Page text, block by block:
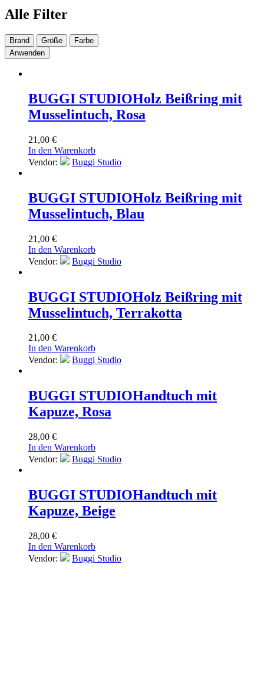
Alle Filter
Brand Größe
Farbe
Anwenden
BUGGI STUDIOHolz Beißring mit
Musselintuch, Rosa
21,00 €
In den Warenkorb
Vendor:
Buggi Studio
BUGGI STUDIOHolz Beißring mit
Musselintuch, Blau
21,00 €
In den Warenkorb
Vendor:
Buggi Studio
BUGGI STUDIOHolz Beißring mit
Musselintuch, Terrakotta
21,00 €
In den Warenkorb
Vendor:
Buggi Studio
BUGGI STUDIOHandtuch mit
Kapuze, Rosa
28,00 €
In den Warenkorb
Vendor:
Buggi Studio
BUGGI STUDIOHandtuch mit
Kapuze, Beige
28,00 €
In den Warenkorb
Vendor:
Buggi Studio